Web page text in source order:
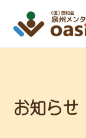
お知らせ